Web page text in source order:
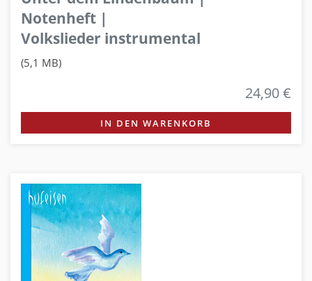
Notenheft |
Volkslieder instrumental
(5,1 MB)
24,90 €
IN DEN WARENKORB